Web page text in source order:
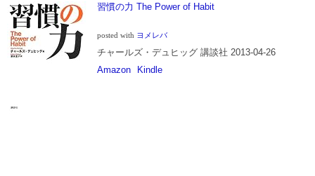
習慣の力 The Power of Habit
posted with ヨメレバ
チャールズ・デュヒッグ 講談社 2013-04-26
Amazon
Kindle